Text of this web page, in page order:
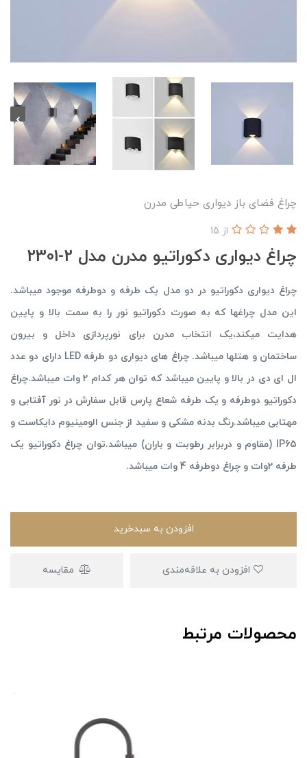
چراغ فضای باز دیواری حیاطی مدرن
چراغ دیواری دکوراتیو مدرن مدل 2-2301
از 15
چراغ دیواری دکوراتیو در دو مدل یک طرفه و دوطرفه موجود میباشد.
این مدل چراغها که به صورت دکوراتیو نور را به سمت بالا و پایین
هدایت میکند،یک انتخاب مدرن برای نورپردازی داخل و بیرون
ساختمان و هتلها میباشد. چراغ های دیواری دو طرفه LED دارای دو عدد
ال ای دی در بالا و پایین میباشد که توان هر کدام 2 وات میباشد.چراغ
دکوراتیو دوطرفه و یک طرفه شعاع پارس قابل سفارش در نور آفتابی و
مهتابی میباشد.رنگ بدنه مشکی و سفید از جنس الومینیوم دایکاست و
IP65 (مقاوم و دربرابر رطوبت و باران) میباشد.توان چراغ دکوراتیو یک
طرفه 2وات و چراغ دوطرفه 4 وات میباشد.
افزودن به سبدخرید
مقایسه
محصولات مرتبط